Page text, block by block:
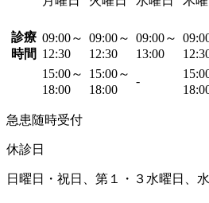
診療
時間
09:00～
12:30
09:00～
12:30
09:00～
13:00
15:00～
18:00
15:00～
18:00
-
急患随時受付
休診日
日曜日・祝日、第１・３水曜日、